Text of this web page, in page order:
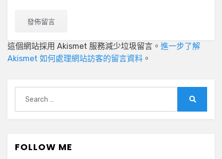
這個網站採用 Akismet 服務減少垃圾留言。 進一步了解
Akismet 如何處理網站訪客的留言資料 。
for:
FOLLOW ME